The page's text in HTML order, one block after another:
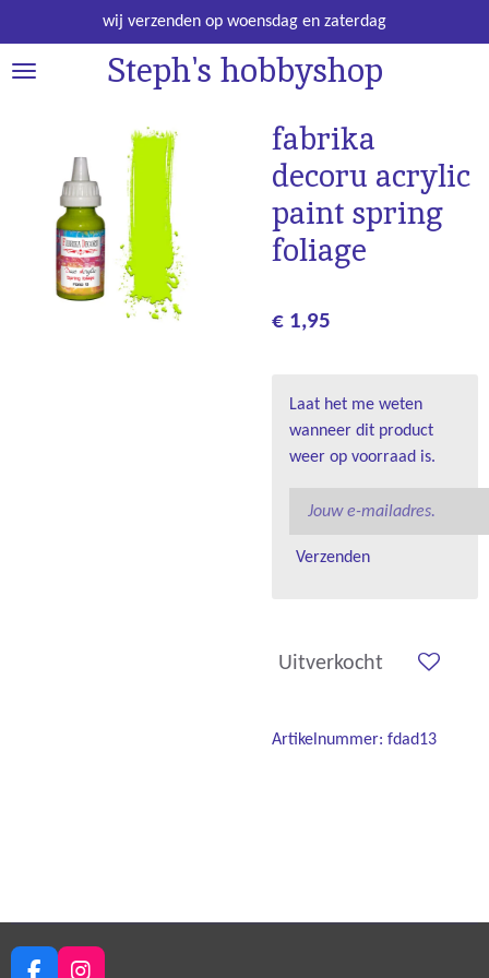
direct
naar
Steph's hobbyshop
wij verzenden op woensdag en zaterdag
fabrika
decoru acrylic
paint spring
foliage
€ 1,95
Laat het me weten
wanneer dit product
weer op voorraad is.
Verzenden
Uitverkocht
Artikelnummer: fdad13